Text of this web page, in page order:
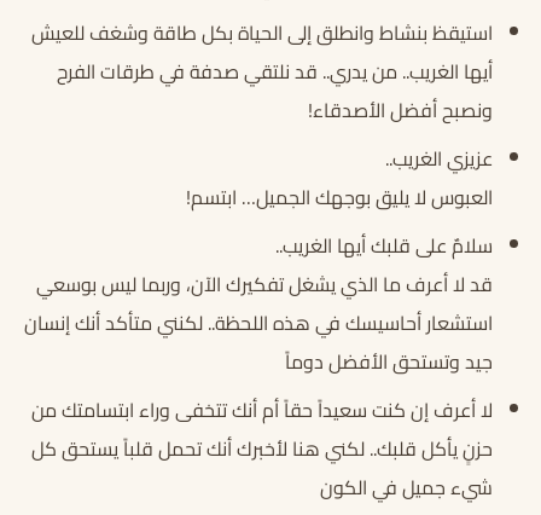
استيقظ بنشاط وانطلق إلى الحياة بكل طاقة وشغف للعيش
أيها الغريب.. من يدري.. قد نلتقي صدفة في طرقات الفرح
ونصبح أفضل الأصدقاء!
عزيزي الغريب..
العبوس لا يليق بوجهك الجميل… ابتسم!
سلامٌ على قلبك أيها الغريب..
قد لا أعرف ما الذي يشغل تفكيرك الآن، وربما ليس بوسعي
استشعار أحاسيسك في هذه اللحظة.. لكنني متأكد أنك إنسان
جيد وتستحق الأفضل دوماً
لا أعرف إن كنت سعيداً حقاً أم أنك تتخفى وراء ابتسامتك من
حزنٍ يأكل قلبك.. لكني هنا لأخبرك أنك تحمل قلباً يستحق كل
شيء جميل في الكون